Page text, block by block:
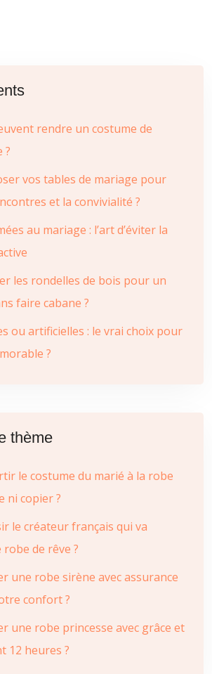
rendre un costume de
?
vos tables de mariage pour
et la convivialité ?
au mariage : l’art d’éviter la
les rondelles de bois pour un
faire cabane ?
ou artificielles : le vrai choix pour
?
thème
le costume du marié à la robe
ni copier ?
le créateur français qui va
de rêve ?
une robe sirène avec assurance
confort ?
une robe princesse avec grâce et
12 heures ?